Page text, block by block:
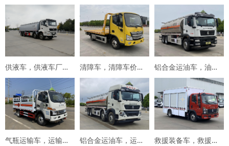
供液车，供液车厂家，专用车厂家，楚胜集团 清障车，清障车价格，楚胜集团 铝合金运油车，油罐车，楚胜汽车集团
气瓶运输车，运输车价格，楚胜汽车集团 铝合金运油车，运油车厂家，楚胜汽车集团 救援装备车，救援车，楚胜汽车集团